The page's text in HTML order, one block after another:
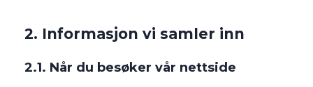
2. Informasjon vi samler inn
2.1. Når du besøker vår nettside